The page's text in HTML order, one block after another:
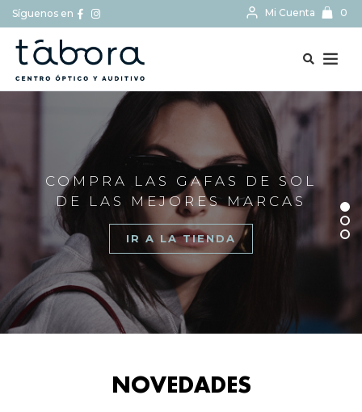
Síguenos en Mi Cuenta 0
COMPRA LAS GAFAS DE SOL
DE LAS MEJORES MARCAS
IR A LA TIENDA
NOVEDADES